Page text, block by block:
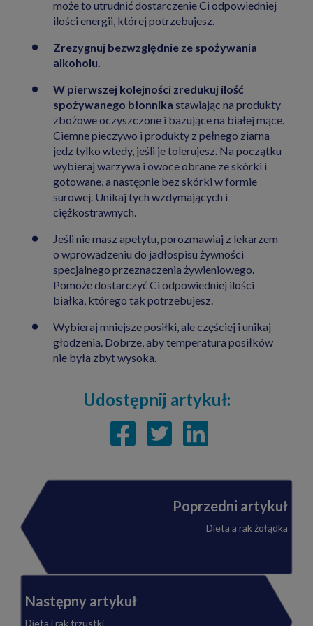
może to utrudnić dostarczenie Ci odpowiedniej
ilości energii, której potrzebujesz.
Zrezygnuj bezwzględnie ze spożywania
alkoholu.
W pierwszej kolejności zredukuj ilość
spożywanego błonnika stawiając na produkty
zbożowe oczyszczone i bazujące na białej mące.
Ciemne pieczywo i produkty z pełnego ziarna
jedz tylko wtedy, jeśli je tolerujesz. Na początku
wybieraj warzywa i owoce obrane ze skórki i
gotowane, a następnie bez skórki w formie
surowej. Unikaj tych wzdymających i
ciężkostrawnych.
Jeśli nie masz apetytu, porozmawiaj z lekarzem
o wprowadzeniu do jadłospisu żywności
specjalnego przeznaczenia żywieniowego.
Pomoże dostarczyć Ci odpowiedniej ilości
białka, którego tak potrzebujesz.
Wybieraj mniejsze posiłki, ale częściej i unikaj
głodzenia. Dobrze, aby temperatura posiłków
nie była zbyt wysoka.
Udostępnij artykuł:
Poprzedni artykuł
Dieta a rak żołądka
Następny artykuł
Dieta i rak trzustki